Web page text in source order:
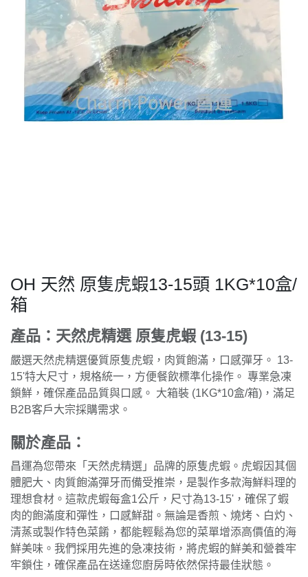
OH 天然 原隻虎蝦13-15頭 1KG*10盒/
箱
產品：天然虎精選 原隻虎蝦 (13-15)
嚴選天然虎精選優質原隻虎蝦，肉質飽滿，口感彈牙。 13-
15'特大尺寸，規格統一，方便餐飲標準化操作。 專業急凍
鎖鮮，確保產品品質與口感。 大箱裝 (1KG*10盒/箱)，滿足
B2B客戶大宗採購需求。
關於產品：
昌運為您帶來「天然虎精選」品牌的原隻虎蝦。虎蝦因其個
體肥大、肉質飽滿彈牙而備受推崇，是製作多款海鮮料理的
理想食材。這款虎蝦每盒1公斤，尺寸為13-15'，確保了蝦
肉的飽滿度和彈性，口感鮮甜。無論是香煎、燒烤、白灼、
清蒸或製作特色菜餚，都能輕鬆為您的菜單增添高價值的海
鮮美味。我們採用先進的急凍技術，將虎蝦的鮮美和營養牢
牢鎖住，確保產品在送達您廚房時依然保持最佳狀態。